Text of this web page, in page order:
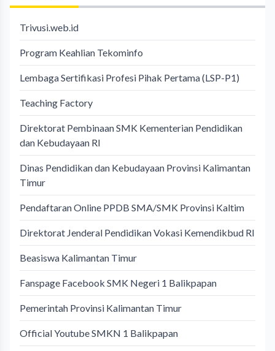
Trivusi.web.id
Program Keahlian Tekominfo
Lembaga Sertifikasi Profesi Pihak Pertama (LSP-P1)
Teaching Factory
Direktorat Pembinaan SMK Kementerian Pendidikan
dan Kebudayaan RI
Dinas Pendidikan dan Kebudayaan Provinsi Kalimantan
Timur
Pendaftaran Online PPDB SMA/SMK Provinsi Kaltim
Direktorat Jenderal Pendidikan Vokasi Kemendikbud RI
Beasiswa Kalimantan Timur
Fanspage Facebook SMK Negeri 1 Balikpapan
Pemerintah Provinsi Kalimantan Timur
Official Youtube SMKN 1 Balikpapan